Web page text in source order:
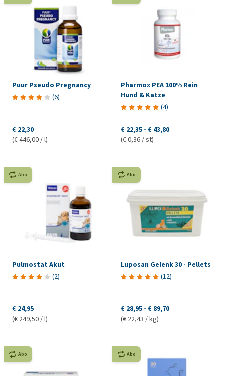
Puur Pseudo Pregnancy
(6)
€ 22,30
(€ 446,00 / l)
Pharmox PEA 100% Rein
Hund & Katze
(4)
€ 22,35 - € 43,80
(€ 0,36 / st)
Abo
Pulmostat Akut
(2)
€ 24,95
(€ 249,50 / l)
Abo
Luposan Gelenk 30 - Pellets
(12)
€ 28,95 - € 89,70
(€ 22,43 / kg)
Abo Abo